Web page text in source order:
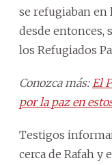
se refugiaban
desde entonces,
los Refugiados
Conozca más: El
por la paz en
Testigos
cerca de Rafah y